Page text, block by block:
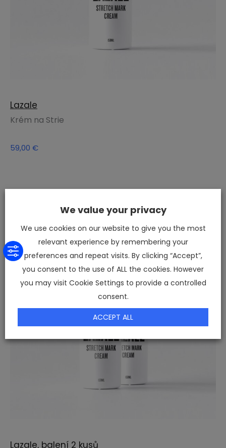
Lazale
Krém na Strie
59,00 €
Lazale, balení 2 kusů
We value your privacy
We use cookies on our website to give you the most
relevant experience by remembering your
preferences and repeat visits. By clicking “Accept”,
you consent to the use of ALL the cookies. However
you may visit Cookie Settings to provide a controlled
consent.
ACCEPT ALL